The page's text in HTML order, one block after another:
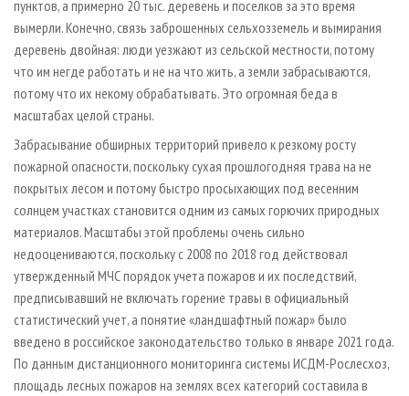
пунктов, а примерно 20 тыс. деревень и поселков за это время
вымерли. Конечно, связь заброшенных сельхозземель и вымирания
деревень двойная: люди уезжают из сельской местности, потому
что им негде работать и не на что жить, а земли забрасываются,
потому что их некому обрабатывать. Это огромная беда в
масштабах целой страны.
Забрасывание обширных территорий привело к резкому росту
пожарной опасности, поскольку сухая прошлогодняя трава на не
покрытых лесом и потому быстро просыхающих под весенним
солнцем участках становится одним из самых горючих природных
материалов. Масштабы этой проблемы очень сильно
недооцениваются, поскольку с 2008 по 2018 год действовал
утвержденный МЧС порядок учета пожаров и их последствий,
предписывавший не включать горение травы в официальный
статистический учет, а понятие «ландшафтный пожар» было
введено в российское законодательство только в январе 2021 года.
По данным дистанционного мониторинга системы ИСДМ-Рослесхоз,
площадь лесных пожаров на землях всех категорий составила в